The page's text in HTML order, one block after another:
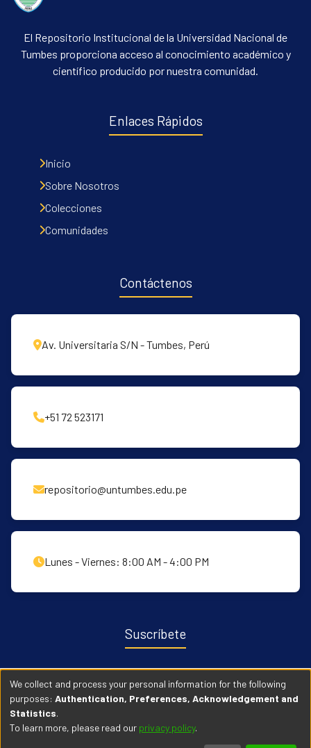
El Repositorio Institucional de la Universidad Nacional de
Tumbes proporciona acceso al conocimiento académico y
científico producido por nuestra comunidad.
Enlaces Rápidos
Inicio
Sobre Nosotros
Colecciones
Comunidades
Contáctenos
Av. Universitaria S/N - Tumbes, Perú
+51 72 523171
repositorio@untumbes.edu.pe
Lunes - Viernes: 8:00 AM - 4:00 PM
Suscríbete
Recibe notificaciones sobre nuevas publicaciones y eventos
relacionados con el repositorio. ingresa Aqui →
We collect and process your personal information for the following
purposes: Authentication, Preferences, Acknowledgement and
Statistics.
To learn more, please read our privacy policy.